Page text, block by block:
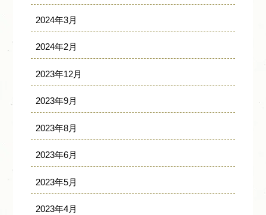
2024年3月
2024年2月
2023年12月
2023年9月
2023年8月
2023年6月
2023年5月
2023年4月